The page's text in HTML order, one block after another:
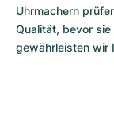
Uhrmachern
Qualität, bevor
gewährleisten wir